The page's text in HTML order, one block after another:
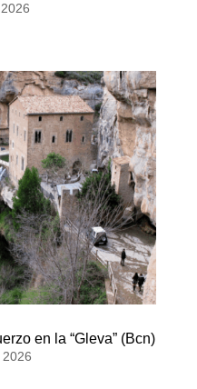
en la “Gleva” (Bcn)